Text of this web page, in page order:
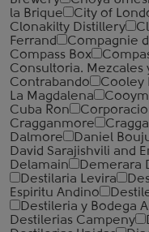
la Brique
City of
Clonakilty Distillery
Ferrand
Compagnie
Compass Box
Consultoria. Mezcales
Contrabando
Cooley
La Magdalena
Cuba Ron
Cragganmore
Dalmore
Daniel
David Sarajishvili and
Delamain
Demerara
Destilaria Levira
Espiritu Andino
Destileria y Bodega
Destilerias Campeny